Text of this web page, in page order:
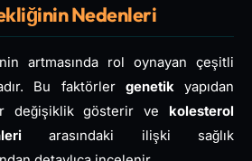
Nedenleri
artmasında rol oynayan çeşitli
Bu faktörler genetikyapıdan
değişiklik gösterir ve kolesterol
arasındaki ilişki sağlık